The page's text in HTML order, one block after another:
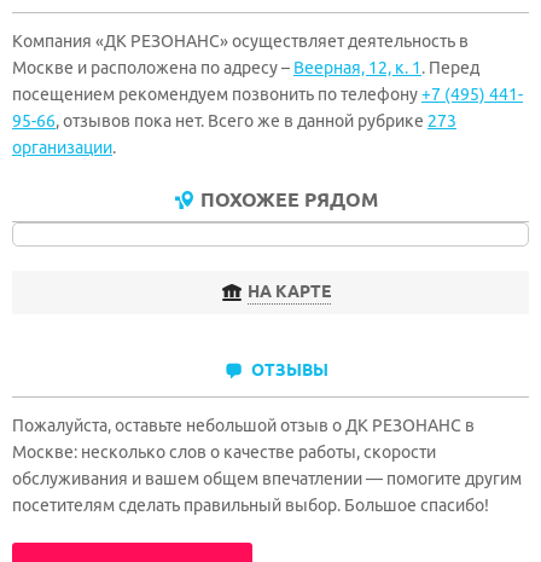
Компания «ДК РЕЗОНАНС» осуществляет деятельность в
Москве и расположена по адресу – Веерная, 12, к. 1. Перед
посещением рекомендуем позвонить по телефону+7 (495) 441-
95-66, отзывов пока нет. Всего же в данной рубрике 273
организации.
ПОХОЖЕЕ РЯДОМ
НА КАРТЕ
ОТЗЫВЫ
Пожалуйста, оставьте небольшой отзыв о ДК РЕЗОНАНС в
Москве: несколько слов о качестве работы, скорости
обслуживания и вашем общем впечатлении — помогите другим
посетителям сделать правильный выбор. Большое спасибо!